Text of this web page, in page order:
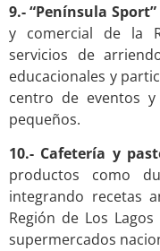
9.- “Península Sport”
y comercial de la
servicios de
educacionales y
centro de eventos
pequeños.
10.- Cafetería y
productos como
integrando recetas
Región de Los
supermercados